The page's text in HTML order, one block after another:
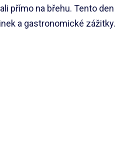
přímo na břehu. Tento den
a gastronomické zážitky.